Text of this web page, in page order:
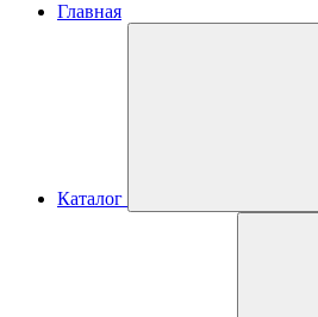
Главная
Каталог